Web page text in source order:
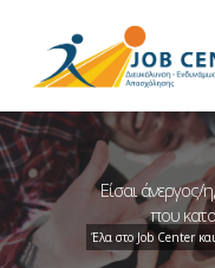
main
content
Είσαι άνεργος/
που
Έλα στο Job Center